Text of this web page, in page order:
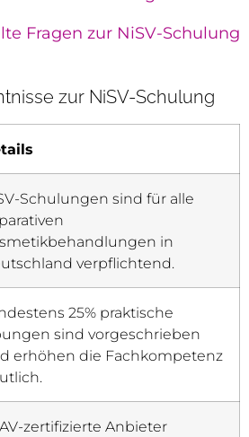
Fragen zur NiSV-Schulung
zur NiSV-Schulung
Schulungen sind für alle
in
verpflichtend.
25% praktische
sind vorgeschrieben
erhöhen die Fachkompetenz
zertifizierte Anbieter